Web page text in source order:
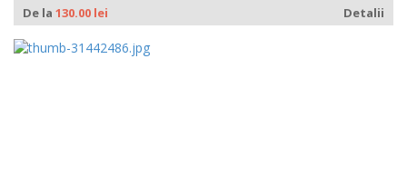
De la 130.00 lei Detalii